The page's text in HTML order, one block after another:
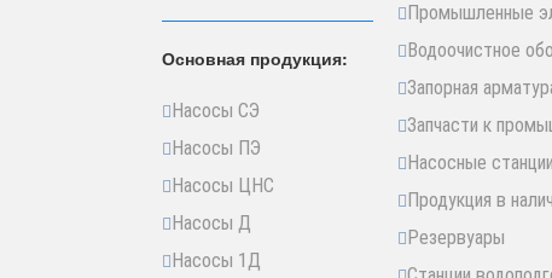
Основная продукция:
Насосы СЭ
Насосы ПЭ
Насосы ЦНС
Насосы Д
Насосы 1Д
Промышленные
Водоочистное
Запорная
Запчасти к
Насосные станции
Продукция в
Резервуары